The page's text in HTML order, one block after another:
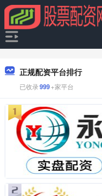
正规配资平台排行
已收录999+家平台